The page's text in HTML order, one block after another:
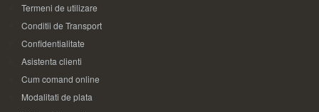
Termeni de utilizare
Conditii de Transport
Confidentialitate
Asistenta clienti
Cum comand online
Modalitati de plata